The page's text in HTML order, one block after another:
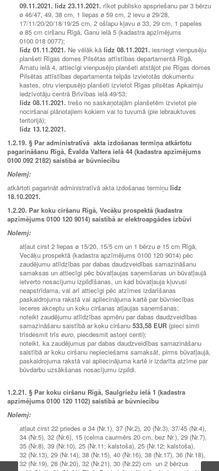
09.11.2021. līdz 23.11.2021. rīkot publisko apspriešanu par 3 bērzu
ø 46/47, 49, 38 cm, 1 liepas ø 59 cm, 2 ievu ø 29/28,
17/11/20/20/18/19/25 cm, 2 ošlapu kļavu ø 33, 29 cm, 1 papeles
ø 85 cm ciršanu Rīgā, Ganu ielā 5 (kadastra apzīmējums
0100 018 0077);
līdz 01.11.2021. Ne vēlāk kā līdz 08.11.2021. iesniegt vienpusēju
planšeti Rīgas domes Pilsētas attīstības departamentā Rīgā,
Amatu ielā 4, attiecīgi vienpusējo planšeti atstājot pie Rīgas domes
Pilsētas attīstības departamenta telpās izvietotās dokumentu
kastes, otru vienpusējo planšeti izvietot Rīgas pilsētas Apkaimju
iedzīvotāju centrā Brīvības ielā 49/53;
līdz 08.11.2021. trešo no saskaņotajām planšetēm izvietot pie
nociršanai plānotajiem kokiem vai to tuvumā (pie iebrauktuves
teritorijā);
līdz 13.12.2021.
1.2.19. § Par administratīvā akta izdošanas termiņa atkārtotu
pagarināšanu Rīgā, Ēvalda Valtera ielā 44 (kadastra apzīmējums
0100 092 2182) saistībā ar būvniecību
Nolemj:
atkārtoti pagarināt administratīvā akta izdošanas termiņu līdz
18.10.2021.
1.2.20. Par koku ciršanu Rīgā, Vecāķu prospektā (kadastra
apzīmējums 0100 120 9014) saistībā ar elektroapgādes izbūvi
Nolemj:
atļaut cirst 2 liepas ø 15/20, 15/5 cm un 1 bērzu ø 15 cm Rīgā,
Vecāķu prospektā (kadastra apzīmējums 0100 120 9014) pēc
zaudējumu atlīdzības par dabas daudzveidības samazināšanu
samaksas un attiecīgi pēc būvatļaujas saņemšanas un būvatļaujā
ietverto nosacījumu izpildīšanas, un kad būvatļauja kļuvusi
neapstrīdama, vai arī attiecīgi pēc atzīmes izdarīšanas
paskaidrojuma rakstā vai apliecinājuma kartē par būvniecības
ieceres akceptu un koku ciršanas atļaujas saņemšanas;
noteikt zaudējumu atlīdzības apmēru par dabas daudzveidības
samazināšanu saistībā ar koku ciršanu 533,58 EUR (pieci simti
trīsdesmit trīs euro, piecdesmit astoņi centi);
noteikt, ka zaudējumus par dabas daudzveidības samazināšanu
saistībā ar koku ciršanu nepieciešams samaksāt, pirms būvatļaujā,
paskaidrojuma rakstā vai apliecinājuma kartē ir izdarīta atzīme par
būvdarbu uzsākšanas nosacījumu izpildi.
1.2.21. § Par koku ciršanu Rīgā, Saulgriežu ielā 1 (kadastra
apzīmējums 0100 120 1102) saistībā ar būvniecību
Nolemj:
atļaut cirst 22 priedes ø 34 (Nr.1), 37 (Nr.2), 20 (Nr.3), 37/45 (Nr.4),
34 (Nr.5), 32 (Nr.6), 15 (celma caurmērs 20 cm, bez Nr.), 29 (Nr.7),
35 (Nr.8), 39 (Nr.10), 25 (Nr.11; kalstoša), 25 (Nr.12; kalstoša),
32 (Nr.13), 29 (Nr.14), 38 (Nr.15), 40 (Nr.16), 38 (Nr.17), 36 (Nr.18),
32 (Nr.19), 28 (Nr.20), 32 (Nr.21), 30 (Nr.22) cm un 2 bērzus